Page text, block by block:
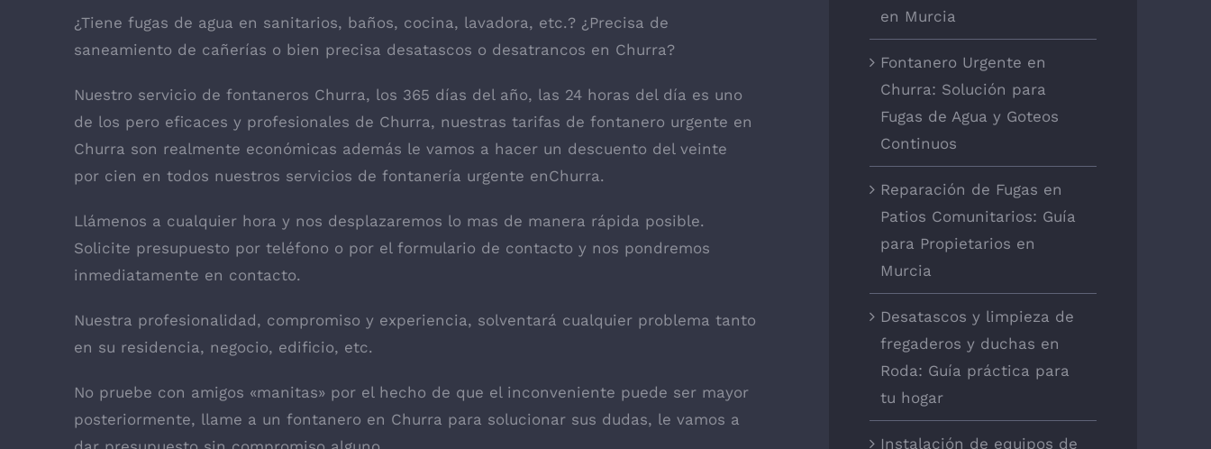
¿Tiene fugas de agua en sanitarios, baños, cocina, lavadora, etc.? ¿Precisa de
saneamiento de cañerías o bien precisa desatascos o desatrancos en Churra?
Nuestro servicio de fontaneros Churra, los 365 días del año, las 24 horas del día es uno
de los pero eficaces y profesionales de Churra, nuestras tarifas de fontanero urgente en
Churra son realmente económicas además le vamos a hacer un descuento del veinte
por cien en todos nuestros servicios de fontanería urgente enChurra.
Llámenos a cualquier hora y nos desplazaremos lo mas de manera rápida posible.
Solicite presupuesto por teléfono o por el formulario de contacto y nos pondremos
inmediatamente en contacto.
Nuestra profesionalidad, compromiso y experiencia, solventará cualquier problema tanto
en su residencia, negocio, edificio, etc.
No pruebe con amigos «manitas» por el hecho de que el inconveniente puede ser mayor
posteriormente, llame a un fontanero en Churra para solucionar sus dudas, le vamos a
en Murcia
Fontanero Urgente en
Churra: Solución para
Fugas de Agua y Goteos
Continuos
Reparación de Fugas en
Patios Comunitarios: Guía
para Propietarios en
Murcia
Desatascos y limpieza de
fregaderos y duchas en
Roda: Guía práctica para
tu hogar
Instalación de equipos de